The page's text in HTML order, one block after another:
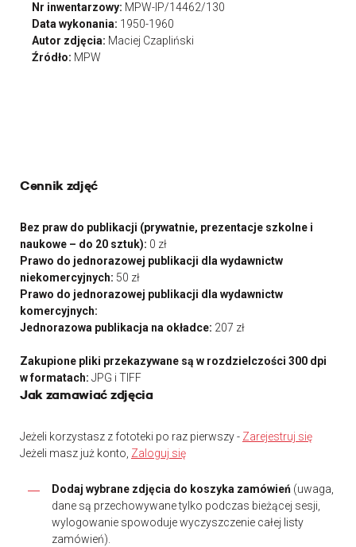
Nr inwentarzowy: MPW-IP/14462/130
Data wykonania: 1950-1960
Autor zdjęcia: Maciej Czapliński
Źródło: MPW
Cennik zdjęć
Bez praw do publikacji (prywatnie, prezentacje szkolne i
naukowe – do 20 sztuk): 0 zł
Prawo do jednorazowej publikacji dla wydawnictw
niekomercyjnych: 50 zł
Prawo do jednorazowej publikacji dla wydawnictw
komercyjnych:
Jednorazowa publikacja na okładce: 207 zł
Zakupione pliki przekazywane są w rozdzielczości 300 dpi
w formatach: JPG i TIFF
Jak zamawiać zdjęcia
Jeżeli korzystasz z fototeki po raz pierwszy - Zarejestruj się
Jeżeli masz już konto, Zaloguj się
Dodaj wybrane zdjęcia do koszyka zamówień (uwaga,
dane są przechowywane tylko podczas bieżącej sesji,
wylogowanie spowoduje wyczyszczenie całej listy
zamówień).